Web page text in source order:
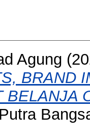
Agung
BRAND
BELANJA